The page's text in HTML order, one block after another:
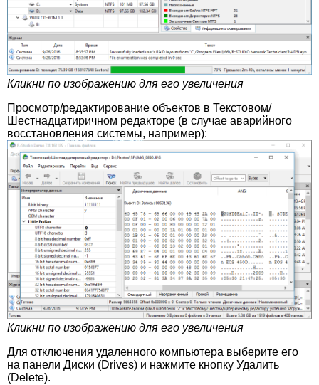
Кликни по изображению для его увеличения
Просмотр/редактирование объектов в Текстовом/
Шестнадцатиричном редакторе (в случае аварийного
восстановления системы, например):
Кликни по изображению для его увеличения
Для отключения удаленного компьютера выберите его
на панели Диски (Drives) и нажмите кнопку Удалить
(Delete).